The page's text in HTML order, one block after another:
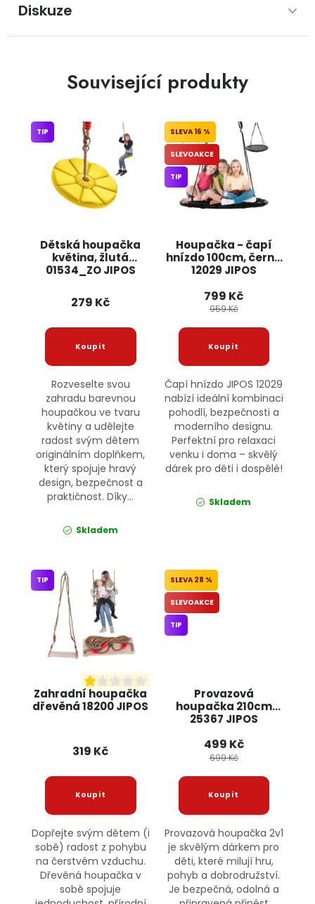
Diskuze
Související produkty
Dětská houpačka
květina, žlutá
01534_ZO JIPOS
TIP
279 Kč
Rozveselte svou
zahradu barevnou
houpačkou ve tvaru
květiny a udělejte
radost svým dětem
originálním doplňkem,
který spojuje hravý
design, bezpečnost a
praktičnost. Díky...
Skladem
Houpačka - čapí
hnízdo 100cm, černá
12029 JIPOS
16 %
SLEVOAKCE
TIP
799 Kč
959 Kč
Čapí hnízdo JIPOS 12029
nabízí ideální kombinaci
pohodlí, bezpečnosti a
moderního designu.
Perfektní pro relaxaci
venku i doma – skvělý
dárek pro děti i dospělé!
Skladem
Zahradní houpačka
dřevěná 18200 JIPOS
TIP
319 Kč
Dopřejte svým dětem (i
sobě) radost z pohybu
na čerstvém vzduchu.
Dřevěná houpačka v
sobě spojuje
Provazová
houpačka 210cm
25367 JIPOS
28 %
SLEVOAKCE
TIP
499 Kč
699 Kč
Provazová houpačka 2v1
je skvělým dárkem pro
děti, které milují hru,
pohyb a dobrodružství.
Je bezpečná, odolná a